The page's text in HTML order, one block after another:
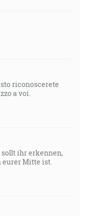
riconoscerete
a voi.
sollt ihr erkennen,
eurer Mitte ist.